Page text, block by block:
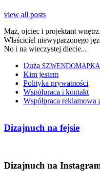
view all posts
Mąż, ojciec i projektant
Właściciel niewyparzonego
No i na wieczystej diecie...
Duża SZWENDOMAPKA
Kim jestem
Polityka prywatności
Współpraca i kontakt
Współpraca
Dizajnuch na fejsie
Dizajnuch na